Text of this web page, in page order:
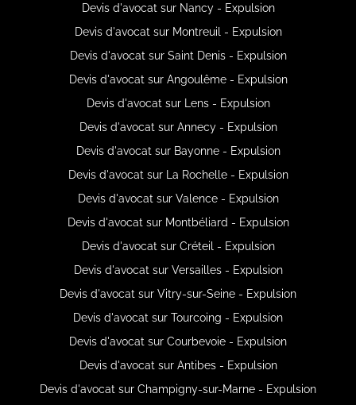
Devis d'avocat sur Nancy - Expulsion
Devis d'avocat sur Montreuil - Expulsion
Devis d'avocat sur Saint Denis - Expulsion
Devis d'avocat sur Angoulême - Expulsion
Devis d'avocat sur Lens - Expulsion
Devis d'avocat sur Annecy - Expulsion
Devis d'avocat sur Bayonne - Expulsion
Devis d'avocat sur La Rochelle - Expulsion
Devis d'avocat sur Valence - Expulsion
Devis d'avocat sur Montbéliard - Expulsion
Devis d'avocat sur Créteil - Expulsion
Devis d'avocat sur Versailles - Expulsion
Devis d'avocat sur Vitry-sur-Seine - Expulsion
Devis d'avocat sur Tourcoing - Expulsion
Devis d'avocat sur Courbevoie - Expulsion
Devis d'avocat sur Antibes - Expulsion
Devis d'avocat sur Champigny-sur-Marne - Expulsion